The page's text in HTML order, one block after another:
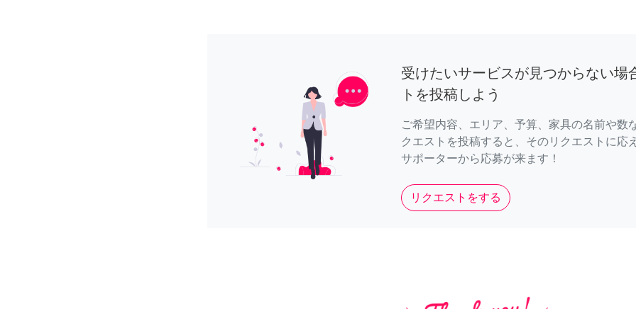
受けたいサービスが見つからない場
トを投稿しよう
ご希望内容、エリア、予算、家具の名前や数
クエストを投稿すると、そのリクエストに応
サポーターから応募が来ます！
リクエストをする